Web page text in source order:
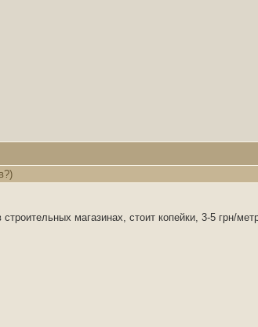
строительных магазинах, стоит копейки, 3-5